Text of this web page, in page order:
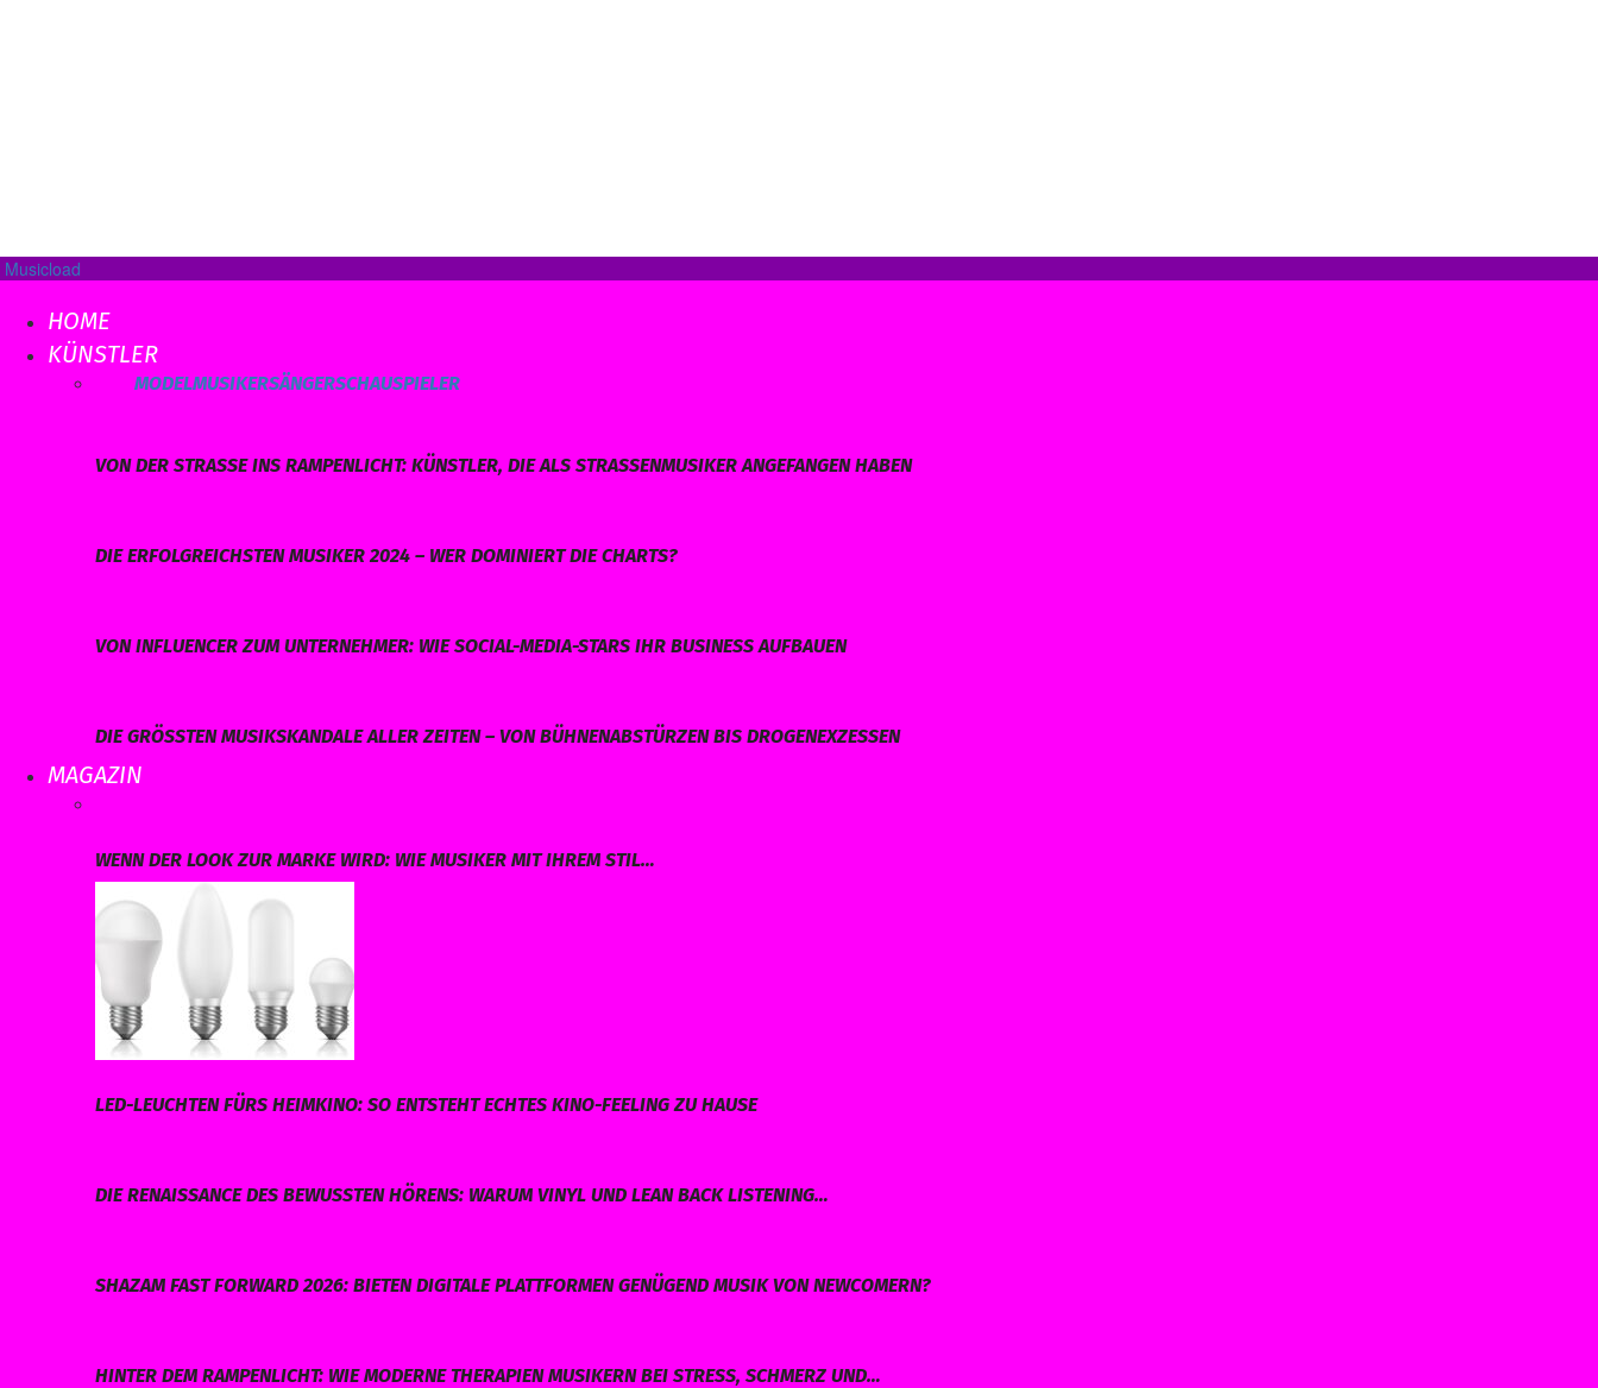
Musicload
HOME
KÜNSTLER
MODELMUSIKERSÄNGERSCHAUSPIELER
VON DER STRASSE INS RAMPENLICHT: KÜNSTLER, DIE ALS STRASSENMUSIKER ANGEFANGEN HABEN
DIE ERFOLGREICHSTEN MUSIKER 2024 – WER DOMINIERT DIE CHARTS?
VON INFLUENCER ZUM UNTERNEHMER: WIE SOCIAL-MEDIA-STARS IHR BUSINESS AUFBAUEN
DIE GRÖSSTEN MUSIKSKANDALE ALLER ZEITEN – VON BÜHNENABSTÜRZEN BIS DROGENEXZESSEN
MAGAZIN
WENN DER LOOK ZUR MARKE WIRD: WIE MUSIKER MIT IHREM STIL…
LED-LEUCHTEN FÜRS HEIMKINO: SO ENTSTEHT ECHTES KINO-FEELING ZU HAUSE
DIE RENAISSANCE DES BEWUSSTEN HÖRENS: WARUM VINYL UND LEAN BACK LISTENING…
SHAZAM FAST FORWARD 2026: BIETEN DIGITALE PLATTFORMEN GENÜGEND MUSIK VON NEWCOMERN?
HINTER DEM RAMPENLICHT: WIE MODERNE THERAPIEN MUSIKERN BEI STRESS, SCHMERZ UND…